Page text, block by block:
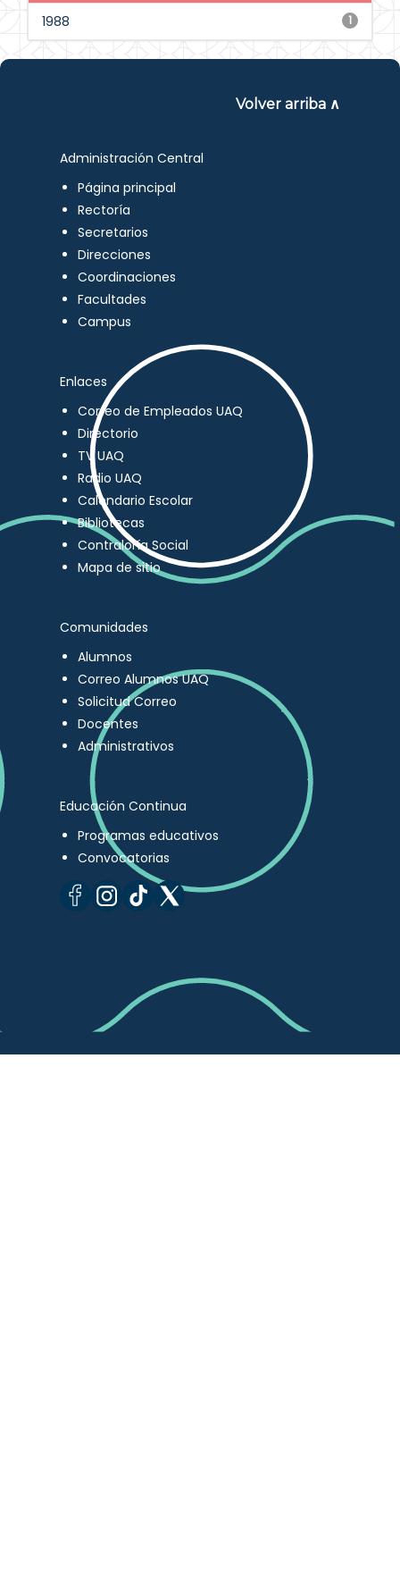
1
1988
Volver arriba ∧
Administración Central
Página principal
Rectoría
Secretarios
Direcciones
Coordinaciones
Facultades
Campus
Enlaces
Correo de Empleados UAQ
Directorio
TV UAQ
Radio UAQ
Calendario Escolar
Bibliotecas
Contraloría Social
Mapa de sitio
Comunidades
Alumnos
Correo Alumnos UAQ
Solicitud Correo
Docentes
Administrativos
Educación Continua
Programas educativos
Convocatorias